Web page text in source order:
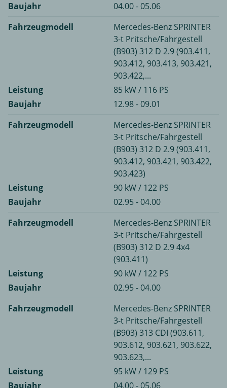
Baujahr
04.00 - 05.06
Fahrzeugmodell
Mercedes-Benz SPRINTER
3-t Pritsche/Fahrgestell
(B903) 312 D 2.9 (903.411,
903.412, 903.413, 903.421,
903.422,...
Leistung
85 kW / 116 PS
Baujahr
12.98 - 09.01
Fahrzeugmodell
Mercedes-Benz SPRINTER
3-t Pritsche/Fahrgestell
(B903) 312 D 2.9 (903.411,
903.412, 903.421, 903.422,
903.423)
Leistung
90 kW / 122 PS
Baujahr
02.95 - 04.00
Fahrzeugmodell
Mercedes-Benz SPRINTER
3-t Pritsche/Fahrgestell
(B903) 312 D 2.9 4x4
(903.411)
Leistung
90 kW / 122 PS
Baujahr
02.95 - 04.00
Fahrzeugmodell
Mercedes-Benz SPRINTER
3-t Pritsche/Fahrgestell
(B903) 313 CDI (903.611,
903.612, 903.621, 903.622,
903.623,...
Leistung
95 kW / 129 PS
Baujahr
04.00 - 05.06